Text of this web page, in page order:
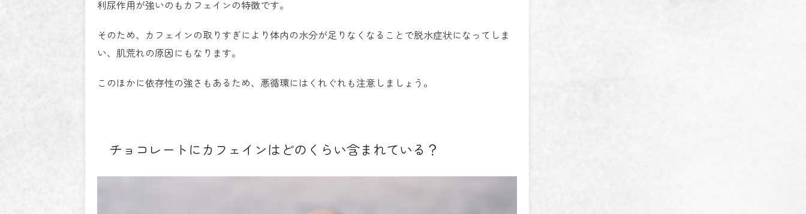
利尿作用が強いのもカフェインの特徴です。
そのため、カフェインの取りすぎにより体内の水分が足りなくなることで脱水症状になってしま
い、肌荒れの原因にもなります。
このほかに依存性の強さもあるため、悪循環にはくれぐれも注意しましょう。
チョコレートにカフェインはどのくらい含まれている？